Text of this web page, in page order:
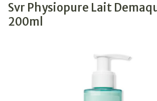
Svr Physiopure Lait
200ml